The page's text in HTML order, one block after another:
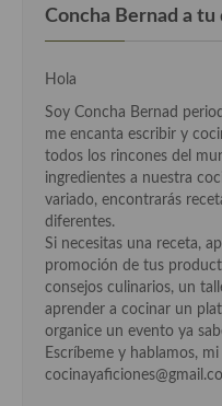
Concha Bernad a tu
Hola
Soy Concha Bernad
me encanta escribir y
todos los rincones del
ingredientes a nuestra
variado, encontrarás
diferentes.
Si necesitas una receta,
promoción de tus
consejos culinarios, un
aprender a cocinar un
organice un evento ya
Escríbeme y hablamos,